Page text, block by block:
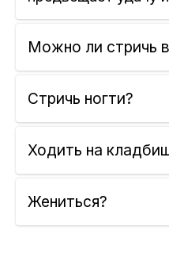
Можно ли стричь
Cтричь ногти?
Ходить на
Жениться?